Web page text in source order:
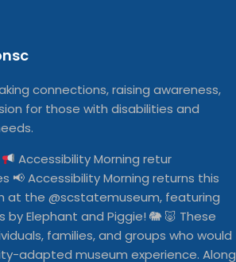
connections, raising awareness,
for those with disabilities and
Accessibility Morning retur